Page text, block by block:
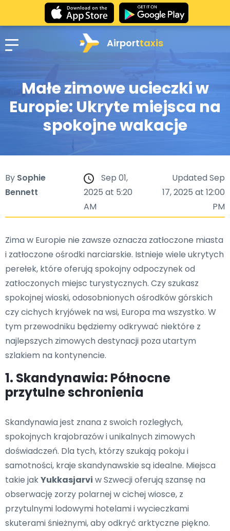
Airporttaxis
Małe zimowe ucieczki w
Europie: Ukryte miejsca na
spokojne wakacje
By Sophie
Bennett
Sep 01,
2025 at 5:20
AM
Updated Sep
17, 2025 at 12:00
PM
Zima w Europie nie zawsze oznacza zatłoczone miasta
i zatłoczone ośrodki narciarskie. Istnieje wiele ukrytych
perełek, które oferują spokojny odpoczynek od
zatłoczonych miejsc turystycznych. Czy szukasz
spokojnej wioski, odosobnionych ośrodków górskich
czy cichych kryjówek na wsi, Europa ma wszystko. W
tym przewodniku będziemy odkrywać niektóre z
najlepszych zimowych destynacji poza utartym
szlakiem na kontynencie.
1. Skandynawia: Północne
przytulne schronienia
Skandynawia jest znana z swoich rozległych,
spokojnych krajobrazów i unikalnych zimowych
doświadczeń. Dla tych, którzy szukają pokoju i
samotności, kraje skandynawskie są idealne. Miejsca
takie jakYukkasjarvi w Szwecji oferują szansę na
obserwację zorzy polarnej w cichej wiosce, z
przytulnymi lodowymi hotelami i wycieczkami
skuterami śnieżnymi, aby odkryć arktyczne piękno.